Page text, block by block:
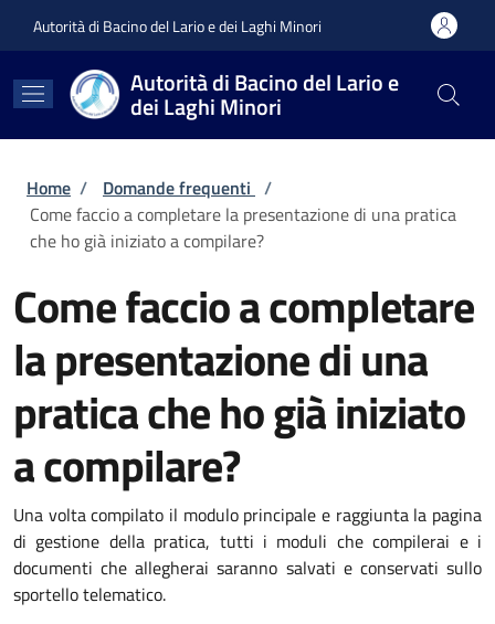
Autorità di Bacino del Lario e dei Laghi Minori
Autorità di Bacino del Lario e
dei Laghi Minori
Briciole di pane
Home / Domande frequenti /
Come faccio a completare la presentazione di una pratica
che ho già iniziato a compilare?
Come faccio a completare
la presentazione di una
pratica che ho già iniziato
a compilare?
Una volta compilato il modulo principale e raggiunta la pagina
di gestione della pratica, tutti i moduli che compilerai e i
documenti che allegherai saranno salvati e conservati sullo
sportello telematico.